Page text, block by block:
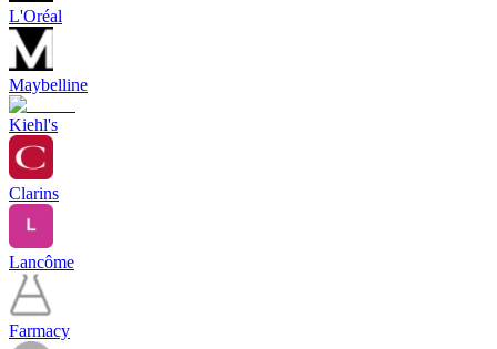
L'Oréal
Maybelline
Kiehl's
Clarins
Lancôme
Farmacy